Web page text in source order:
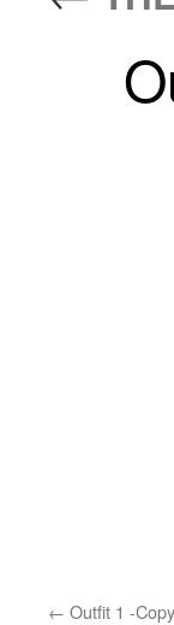
Outfit 1 -